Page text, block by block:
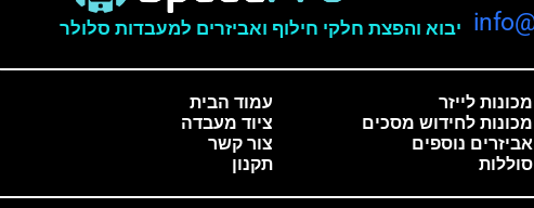
יבוא והפצת חלקי חילוף ואביזרים למעבדות סלולר
עמוד הבית
ציוד מעבדה
צור קשר
תקנון
מכונות לייזר
מכונות לחידוש מסכים
אביזרים נוספים
סוללות